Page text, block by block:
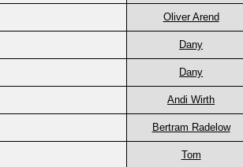
Oliver Arend
Dany
Dany
Andi Wirth
Bertram Radelow
Tom